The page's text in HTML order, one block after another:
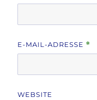
E-MAIL-ADRESSE *
WEBSITE